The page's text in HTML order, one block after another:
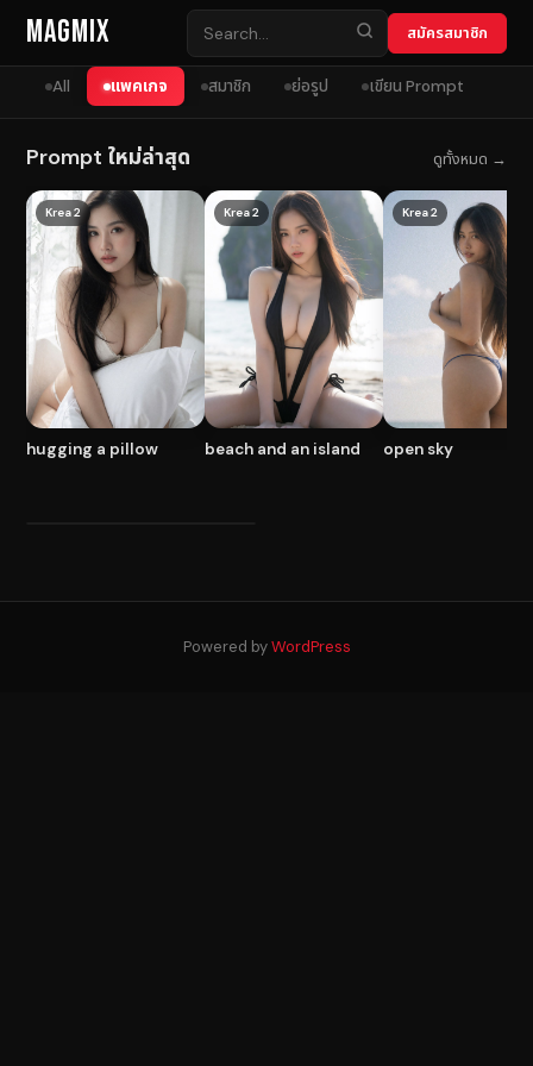
Skip to content
MagMix สมัครสมาชิก
All แพคเกจ สมาชิก ย่อรูป เขียน Prompt
Prompt ใหม่ล่าสุด ดูทั้งหมด →
Krea 2
hugging a pillow
Krea 2
beach and an island
Krea 2
open sky
Powered byWordPress